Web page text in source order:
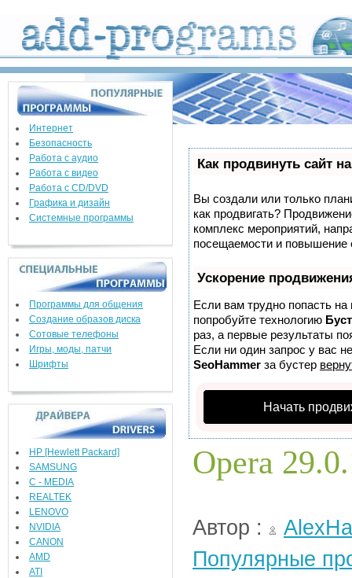
Как продвинуть сайт
Вы создали или только
как продвигать?
комплекс мероприятий,
посещаемости и повышение
Ускорение
Если вам трудно попасть
попробуйте технологию Буст
раз, а первые результаты
Если ни один запрос у вас
SeoHammer за бустер
Начать
Opera
Автор :
Популярные
Интернет
Безопасность
Работа с аудио
Работа с видео
Работа с CD/DVD
Графика и дизайн
Системные программы
Программы для общения
Создание образов диска
Сотовые телефоны
Игры, моды, патчи
Шрифты
HP [Hewlett Packard]
SAMSUNG
C - MEDIA
REALTEK
LENOVO
NVIDIA
CANON
AMD
ATI